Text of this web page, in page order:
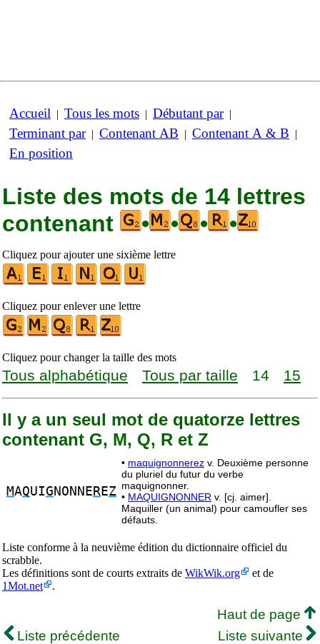
Accueil | Tous les mots | Débutant par|
Terminant par| Contenant AB | Contenant A & B |
En position
Liste des mots de 14 lettres
contenant
• • • •
Cliquez pour ajouter une sixième lettre
Cliquez pour enlever une lettre
Cliquez pour changer la taille des mots
Tous alphabétique Tous par taille 14 15
Il y a un seul mot de quatorze lettres
contenant G, M, Q, R et Z
MAQUIG NONNE REZ
• maquignonnerez v. Deuxième personne
du pluriel du futur du verbe
maquignonner.
• MAQUIGNONNER v. [cj. aimer].
Maquiller (un animal) pour camoufler ses
défauts.
Liste conforme à la neuvième édition du dictionnaire officiel du
scrabble.
Les définitions sont de courts extraits de WikWik.org
et de
1Mot.net
.
Haut de page
Liste précédente
Liste suivante